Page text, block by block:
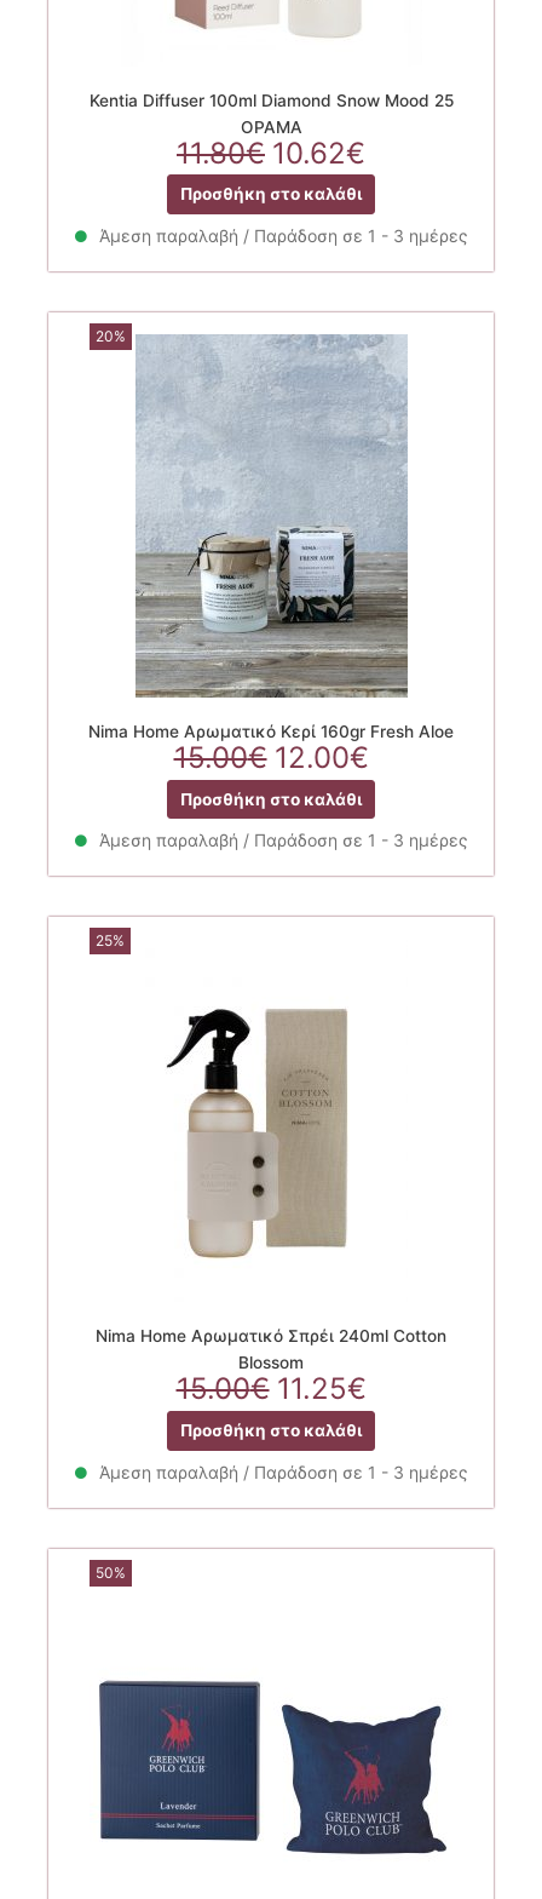
Kentia Diffuser 100ml Diamond Snow Mood 25
ΟΡΑΜΑ
11.80€ Original
price
was:
11.80€.
10.62€
τρέχουσα
τιμή
είναι:
10.62€.
Προσθήκη στο καλάθι
Άμεση παραλαβή / Παράδοση σε 1 - 3 ημέρες
20%
Nima Home Αρωματικό Κερί 160gr Fresh Aloe
15.00€ Original
price
was:
15.00€.
12.00€Η
τρέχουσα
τιμή
είναι:
Προσθήκη στο καλάθι
Άμεση παραλαβή / Παράδοση σε 1 - 3 ημέρες
25%
Nima Home Αρωματικό Σπρέι 240ml Cotton
Blossom
15.00€ Original
price
was:
15.00€.
11.25€Η
τρέχουσα
τιμή
είναι:
11.25€.
Προσθήκη στο καλάθι
Άμεση παραλαβή / Παράδοση σε 1 - 3 ημέρες
50%